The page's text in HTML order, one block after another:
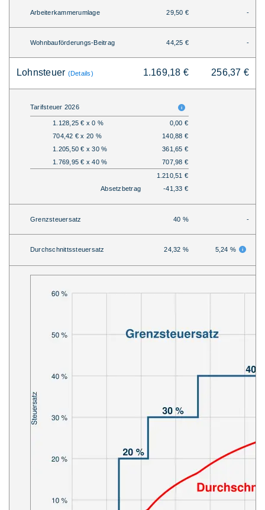
Arbeiterkammerumlage 29,50 € -
Wohnbauförderungs-Beitrag 44,25 € -
Lohnsteuer (Details) 1.169,18 € 256,37 €
Tarifsteuer 2026
1.128,25 € x 0 %
0,00 €
704,42 € x 20 %
140,88 €
1.205,50 € x 30 %
361,65 €
1.769,95 € x 40 %
707,98 €
1.210,51 €
Absetzbetrag
-41,33 €
Grenzsteuersatz 40 % -
Durchschnittssteuersatz 24,32 % 5,24 %